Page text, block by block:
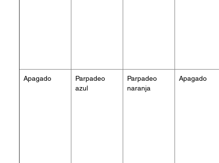
Apagado
Parpadeo
azul
Parpadeo
naranja
Apagado